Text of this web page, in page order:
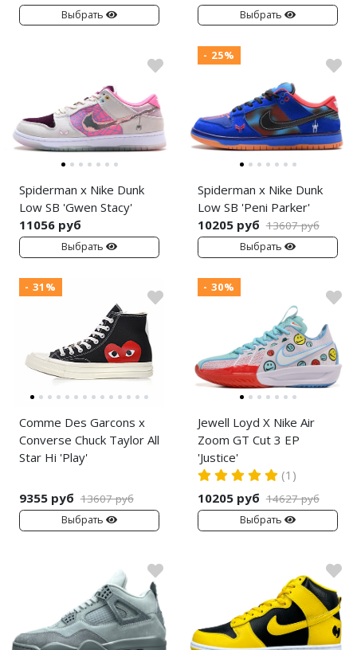
Выбрать Выбрать
Spiderman x Nike Dunk
Low SB 'Gwen Stacy'
11056 руб
Выбрать
- 25%
Spiderman x Nike Dunk
Low SB 'Peni Parker'
10205 руб 13607 руб
Выбрать
- 31%
Comme Des Garcons x
Converse Chuck Taylor All
Star Hi 'Play'
9355 руб 13607 руб
Выбрать
- 30%
Jewell Loyd X Nike Air
Zoom GT Cut 3 EP
'Justice'
(1)
10205 руб 14627 руб
Выбрать